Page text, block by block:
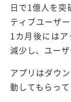
日で1億人を突
ティブユーザ
1カ月後には
減少し、ユー
アプリはダウ
動してもらっ